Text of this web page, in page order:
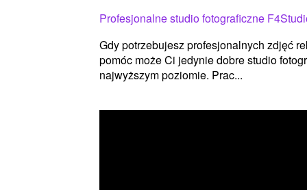
Profesjonalne studio fotograficzne
Gdy potrzebujesz profesjonalnych zdjęć
pomóc może Ci jedynie dobre studio
najwyższym poziomie. Prac...